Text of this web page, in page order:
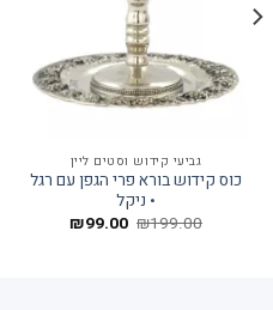
גביעי קידוש וסטים ליין
כוס קידוש בורא פרי הגפן עם רגל
• ניקל
₪199.00 המחיר₪99.00 המחיר